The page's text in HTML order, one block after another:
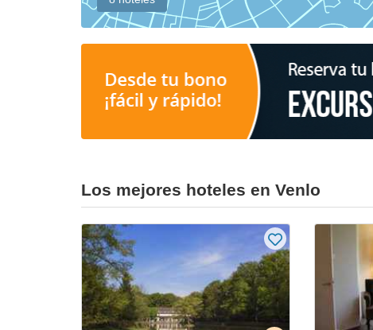
Los mejores hoteles en Venlo